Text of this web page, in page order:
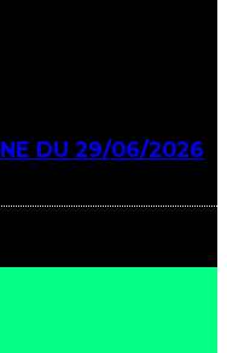
DU 29/06/2026